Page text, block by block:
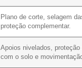
Plano de corte, selagem
proteção complementar.
Apoios nivelados,
com o solo e